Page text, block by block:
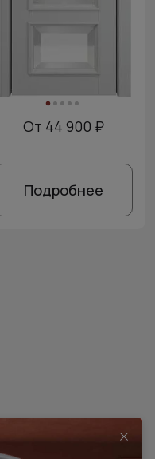
От 44 900 ₽
Подробнее